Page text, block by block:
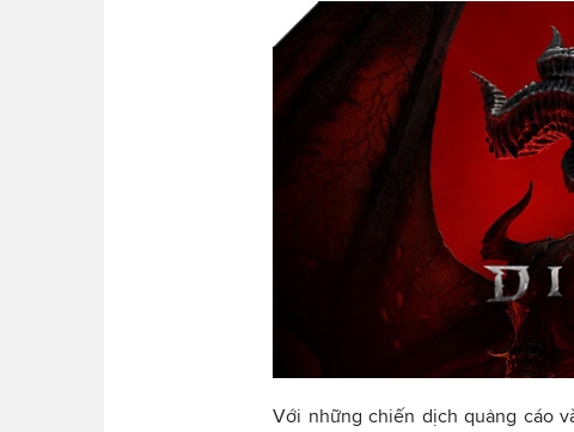
Với những chiến dịch quảng cáo